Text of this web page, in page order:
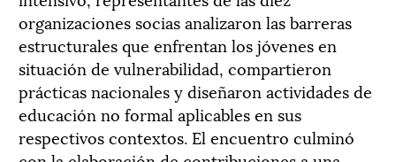
organizaciones socias analizaron las barreras
estructurales que enfrentan los jóvenes en
situación de vulnerabilidad, compartieron
prácticas nacionales y diseñaron actividades de
educación no formal aplicables en sus
respectivos contextos. El encuentro culminó